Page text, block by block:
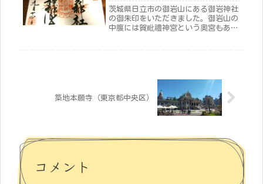
茨城県日立市の御岩山にある御岩神社
の御朱印をいただきました。御岩山の
中腹には賀毗禮神宮という奥宮もあ
築地本願寺（東京都中央区）
コメント